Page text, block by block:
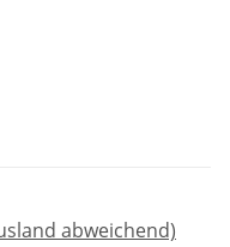
abweichend)